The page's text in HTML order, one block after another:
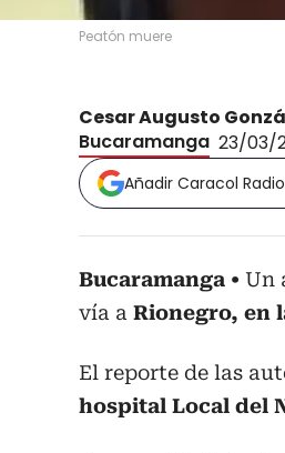
Peatón muere
Cesar Augusto
Bucaramanga 23/03/
Añadir Caracol
Bucaramanga
Un
vía a Rionegro, en
El reporte de las
hospital Local del